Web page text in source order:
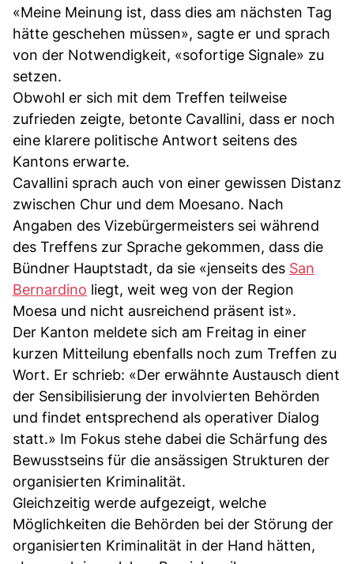
«Meine Meinung ist, dass dies am nächsten Tag
hätte geschehen müssen», sagte er und sprach
von der Notwendigkeit, «sofortige Signale» zu
setzen.
Obwohl er sich mit dem Treffen teilweise
zufrieden zeigte, betonte Cavallini, dass er noch
eine klarere politische Antwort seitens des
Kantons erwarte.
Cavallini sprach auch von einer gewissen Distanz
zwischen Chur und dem Moesano. Nach
Angaben des Vizebürgermeisters sei während
des Treffens zur Sprache gekommen, dass die
Bündner Hauptstadt, da sie «jenseits des San
Bernardino liegt, weit weg von der Region
Moesa und nicht ausreichend präsent ist».
Der Kanton meldete sich am Freitag in einer
kurzen Mitteilung ebenfalls noch zum Treffen zu
Wort. Er schrieb: «Der erwähnte Austausch dient
der Sensibilisierung der involvierten Behörden
und findet entsprechend als operativer Dialog
statt.» Im Fokus stehe dabei die Schärfung des
Bewusstseins für die ansässigen Strukturen der
organisierten Kriminalität.
Gleichzeitig werde aufgezeigt, welche
Möglichkeiten die Behörden bei der Störung der
organisierten Kriminalität in der Hand hätten,